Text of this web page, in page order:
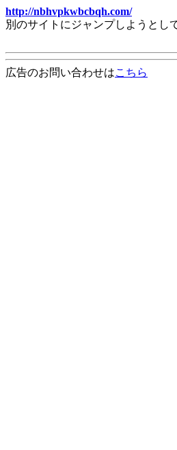
http://nbhvpkwbcbqh.com/
別のサイトにジャンプしようとし
広告のお問い合わせはこちら